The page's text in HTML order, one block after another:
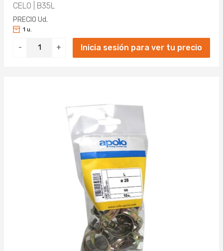
CELO | B35L
PRECIO Ud.
- +
1 u.
Inicia sesión para ver tu precio